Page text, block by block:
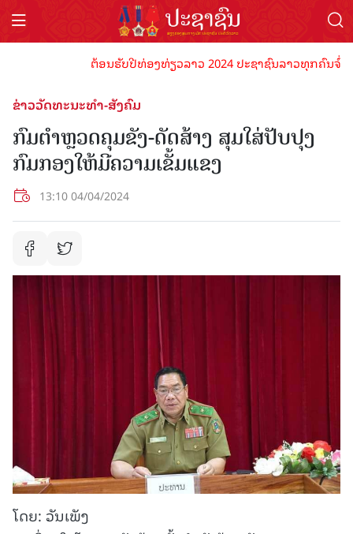
ຕ້ອນຮັບປີທ່ອງທ່ຽວລາວ 2024 ປະຊາຊົນລາວທຸກຄົນຈົ່ງ
ຂ່າວວັດທະນະທຳ-ສັງຄົມ
ກົມຕຳຫຼວດຄຸມຂັງ-ດັດສ້າງ ສຸມໃສ່ປັບປຸງ
ກົມກອງໃຫ້ມີຄວາມເຂັ້ມແຂງ
13:10 04/04/2024
ໂດຍ: ວັນເພັງ